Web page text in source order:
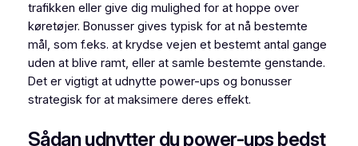
trafikken eller give dig mulighed for at hoppe over
køretøjer. Bonusser gives typisk for at nå bestemte
mål, som f.eks. at krydse vejen et bestemt antal gange
uden at blive ramt, eller at samle bestemte genstande.
Det er vigtigt at udnytte power-ups og bonusser
strategisk for at maksimere deres effekt.
Sådan udnytter du power-ups bedst